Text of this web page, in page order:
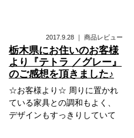
2017.9.28 ｜ 商品レビュー
栃木県にお住いのお客様
より『テトラ ／グレー』
のご感想を頂きました♪
☆お客様より☆ 周りに置かれ
ている家具との調和もよく、
デザインもすっきりしていて